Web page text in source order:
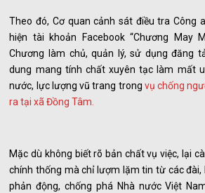
Theo đó, Cơ quan cảnh sát điều tra Công
hiện tài khoản Facebook “Chương May
Chương làm chủ, quản lý, sử dụng đăng
dung mang tính chất xuyên tạc làm mất
nước, lực lượng vũ trang trong vụ chống
ra tại xã Đồng Tâm.
Mặc dù không biết rõ bản chất vụ việc, lại
chính thống mà chỉ lượm lặm tin từ các
phản động, chống phá Nhà nước Việt